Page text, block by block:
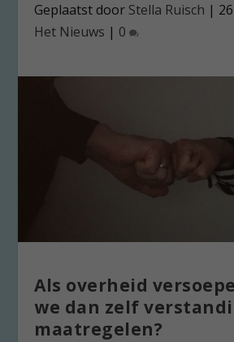
Geplaatst door Stella Ruisch |
Het Nieuws | 0
Als overheid
we dan zelf
maatregelen?